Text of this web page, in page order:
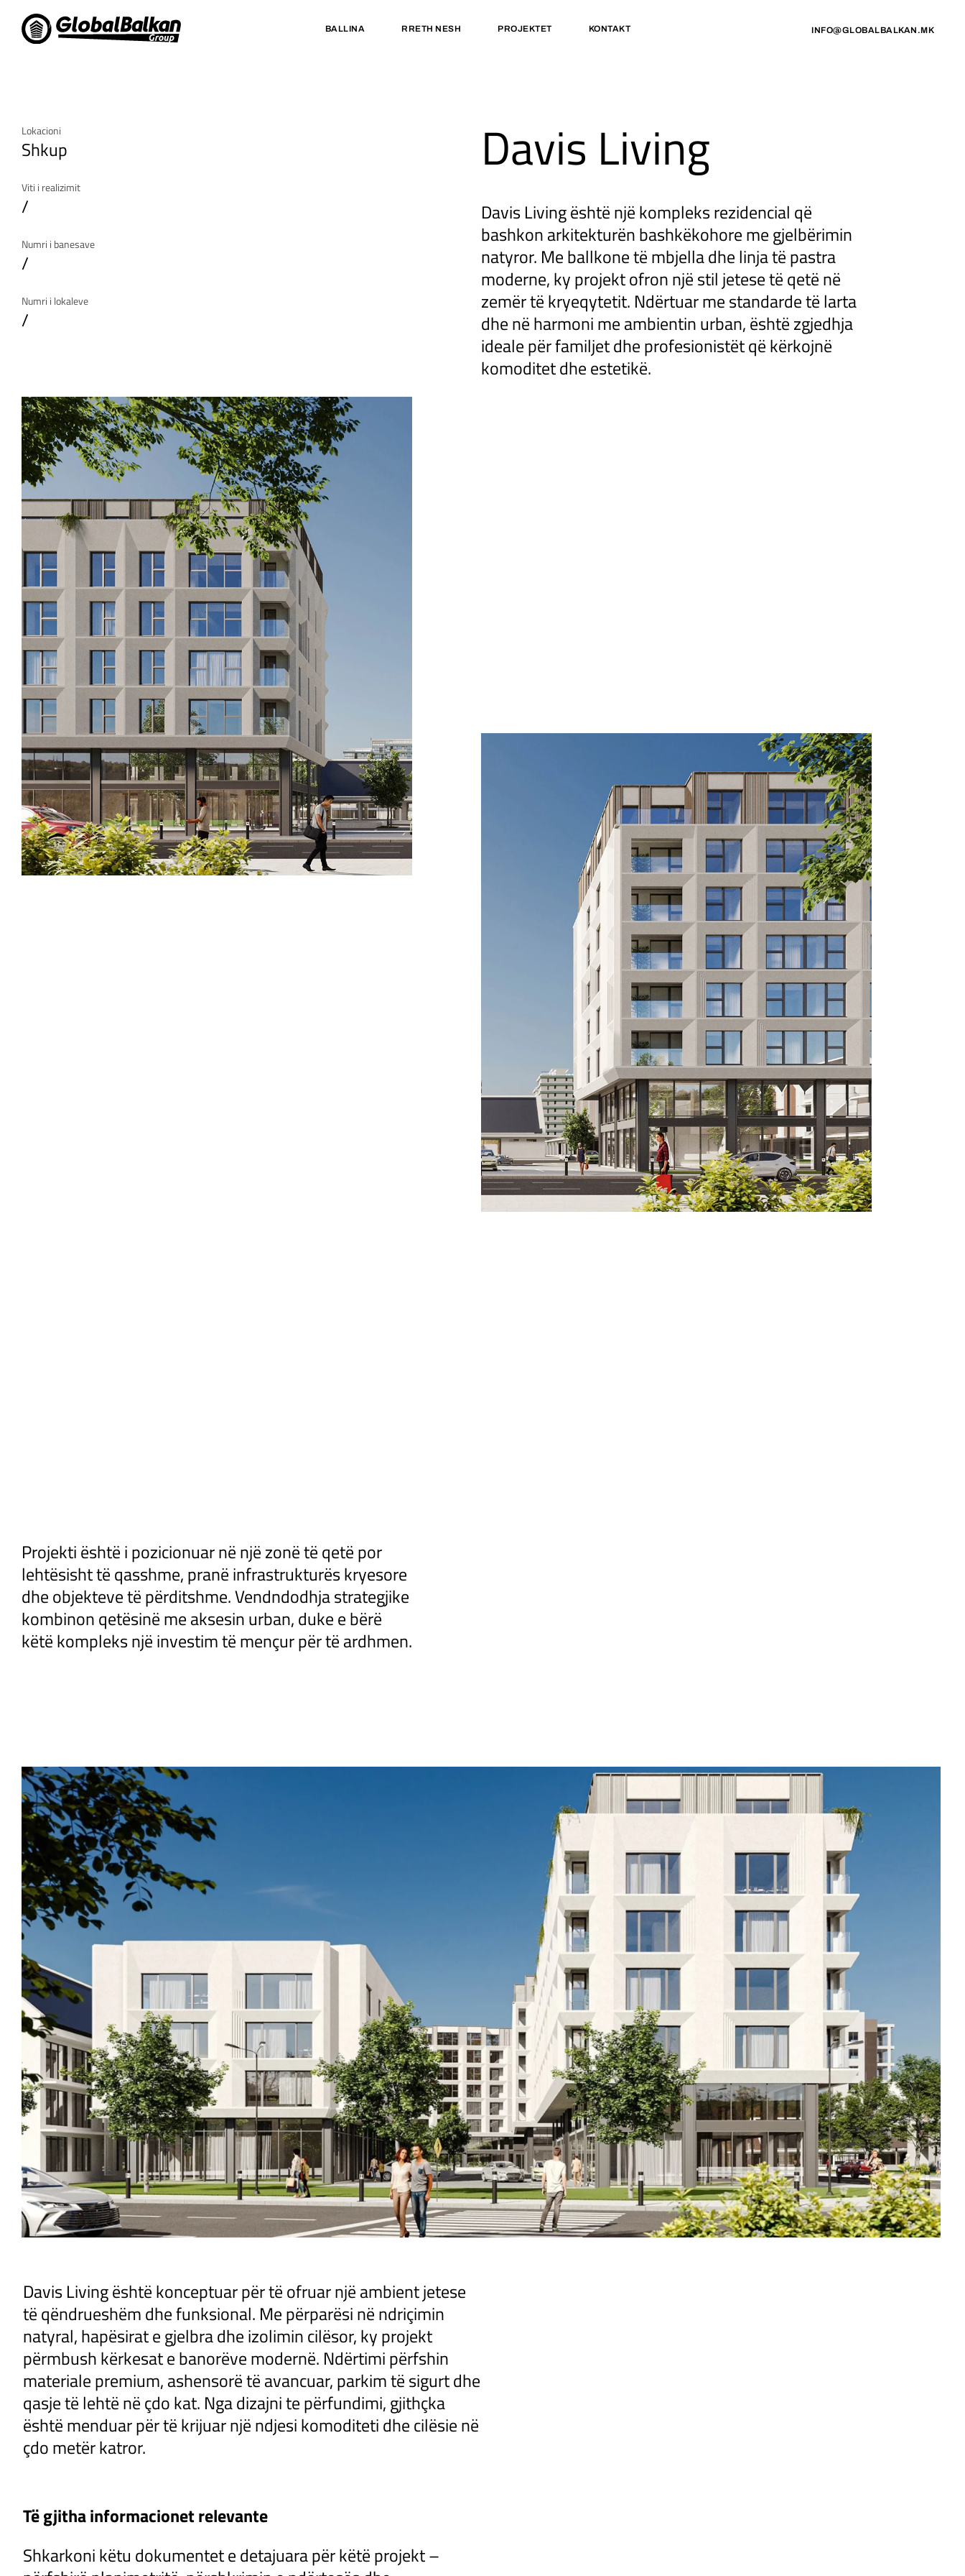
BALLINA RRETH NESH PROJEKTET KONTAKT INFO@GLOBALBALKAN.MK
Lokacioni
Shkup
Viti i realizimit
/
Numri i banesave
/
Numri i lokaleve
/
Davis Living
Davis Living është një kompleks rezidencial që
bashkon arkitekturën bashkëkohore me gjelbërimin
natyror. Me ballkone të mbjella dhe linja të pastra
moderne, ky projekt ofron një stil jetese të qetë në
zemër të kryeqytetit. Ndërtuar me standarde të larta
dhe në harmoni me ambientin urban, është zgjedhja
ideale për familjet dhe profesionistët që kërkojnë
komoditet dhe estetikë.
Projekti është i pozicionuar në një zonë të qetë por
lehtësisht të qasshme, pranë infrastrukturës kryesore
dhe objekteve të përditshme. Vendndodhja strategjike
kombinon qetësinë me aksesin urban, duke e bërë
këtë kompleks një investim të mençur për të ardhmen.
Davis Living është konceptuar për të ofruar një ambient jetese
të qëndrueshëm dhe funksional. Me përparësi në ndriçimin
natyral, hapësirat e gjelbra dhe izolimin cilësor, ky projekt
përmbush kërkesat e banorëve modernë. Ndërtimi përfshin
materiale premium, ashensorë të avancuar, parkim të sigurt dhe
qasje të lehtë në çdo kat. Nga dizajni te përfundimi, gjithçka
është menduar për të krijuar një ndjesi komoditeti dhe cilësie në
çdo metër katror.
Të gjitha informacionet relevante
Shkarkoni këtu dokumentet e detajuara për këtë projekt –